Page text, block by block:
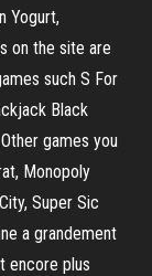
Yogurt,
on the site are
such S For
Black
games you
Monopoly
Super Sic
a grandement
encore plus